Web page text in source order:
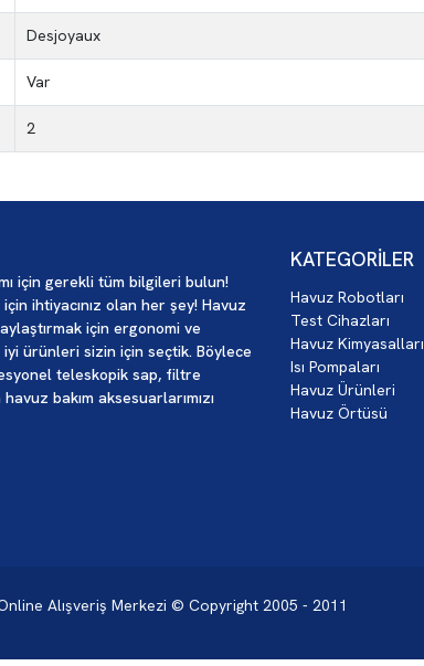
Desjoyaux
Var
2
için gerekli tüm bilgileri bulun!
için ihtiyacınız olan her şey! Havuz
için ergonomi ve
iyi ürünleri sizin için seçtik. Böylece
teleskopik sap, filtre
bakım aksesuarlarımızı
KATEGORİLER
Havuz Robotları
Test Cihazları
Havuz Kimyasalları
Isı Pompaları
Havuz Ürünleri
Havuz Örtüsü
Alışveriş Merkezi © Copyright 2005 - 2011